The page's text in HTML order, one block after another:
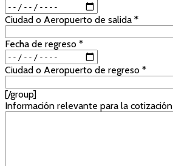
Ciudad o Aeropuerto de salida *
Fecha de regreso *
Ciudad o Aeropuerto de regreso *
[/group]
Información relevante para la cotización